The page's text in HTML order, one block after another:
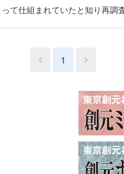
仕組まれていたと知り再調
1